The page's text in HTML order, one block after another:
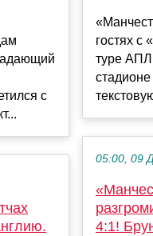
с
гостях с
туре
05:00, 09
4:1!